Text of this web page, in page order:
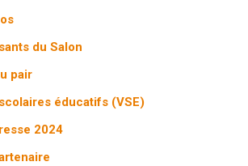
du Salon
pair
éducatifs (VSE)
2024